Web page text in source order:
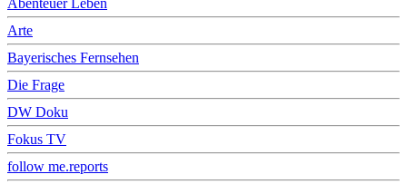
Arte
Bayerisches Fernsehen
Die Frage
DW Doku
Fokus TV
follow me.reports